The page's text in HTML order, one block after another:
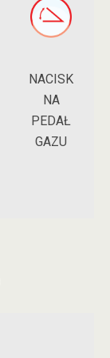
NACISK
NA
PEDAŁ
GAZU